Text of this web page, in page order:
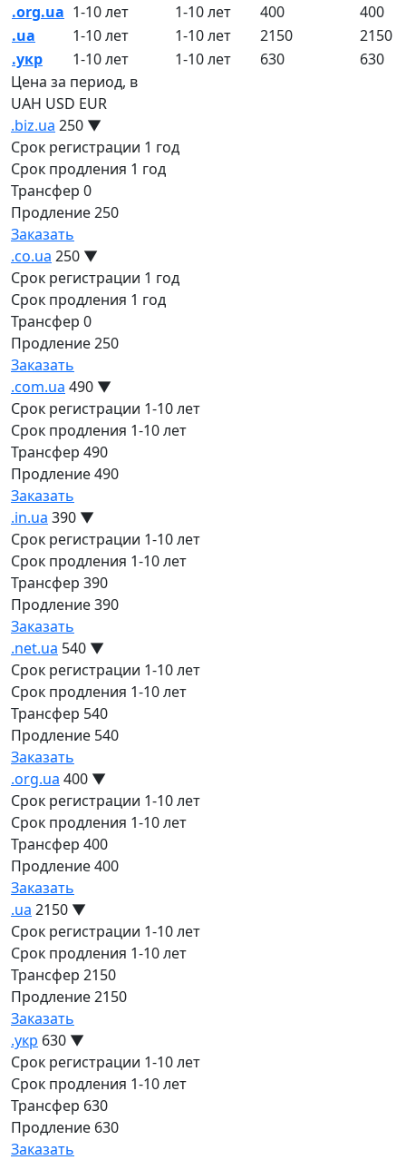
.org.ua 1-10 лет 1-10 лет 400
400
.ua
1-10 лет 1-10 лет 2150
2150
.укр
1-10 лет 1-10 лет 630
630
Цена за период, в
UAH USD EUR
.biz.ua 250 ▼
Срок регистрации 1 год
Срок продления 1 год
Трансфер 0
Продление250
Заказать
.co.ua 250 ▼
Срок регистрации 1 год
Срок продления 1 год
Трансфер 0
Продление250
Заказать
.com.ua 490 ▼
Срок регистрации 1-10 лет
Срок продления 1-10 лет
Трансфер 490
Продление490
Заказать
.in.ua 390 ▼
Срок регистрации 1-10 лет
Срок продления 1-10 лет
Трансфер 390
Продление390
Заказать
.net.ua 540 ▼
Срок регистрации 1-10 лет
Срок продления 1-10 лет
Трансфер 540
Продление 540
Заказать
.org.ua 400 ▼
Срок регистрации 1-10 лет
Срок продления 1-10 лет
Трансфер 400
Продление400
Заказать
.ua 2150 ▼
Срок регистрации 1-10 лет
Срок продления 1-10 лет
Трансфер 2150
Продление2150
Заказать
.укр 630 ▼
Срок регистрации 1-10 лет
Срок продления 1-10 лет
Трансфер 630
Продление 630
Заказать